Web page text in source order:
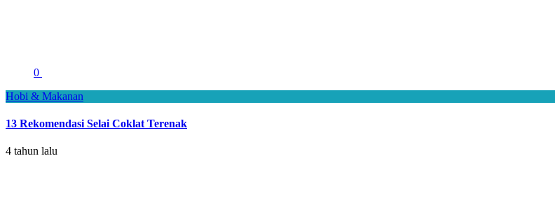
0
Hobi & Makanan
13 Rekomendasi Selai Coklat Terenak
4 tahun lalu